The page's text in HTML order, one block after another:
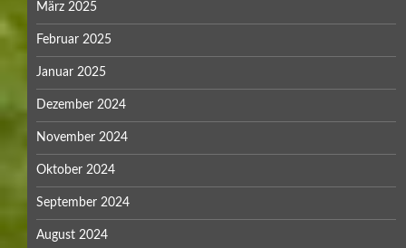
März 2025
Februar 2025
Januar 2025
Dezember 2024
November 2024
Oktober 2024
September 2024
August 2024